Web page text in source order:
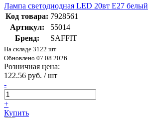
Лампа светодиодная LED 20вт Е27 белый
Код товара: 7928561
Артикул:
55014
Бренд:
SAFFIT
На складе 3122 шт
Обновлено 07.08.2026
Розничная цена:
122.56 руб. / шт
-
+
Купить